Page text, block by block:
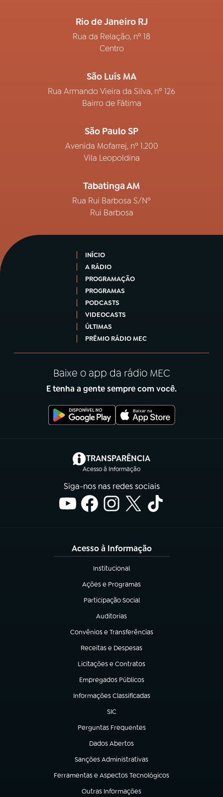
Rio de Janeiro RJ
Rua da Relação, nº 18
Centro
São Luís MA
Rua Armando Vieira da Silva, nº 126
Bairro de Fátima
São Paulo SP
Avenida Mofarrej, nº 1.200
Vila Leopoldina
Tabatinga AM
Rua Rui Barbosa S/Nº
Rui Barbosa
INÍCIO
A RÁDIO
PROGRAMAÇÃO
PROGRAMAS
PODCASTS
VIDEOCASTS
ÚLTIMAS
PRÊMIO RÁDIO MEC
Baixe o app da rádio MEC
E tenha a gente sempre com você.
TRANSPARÊNCIA
Acesso à Informação
(abre em nova aba)
Siga-nos nas redes sociais
Acesso à Informação
Institucional
(abre em nova aba)
Ações e Programas
(abre em nova aba)
Participação Social
(abre em nova aba)
Auditorias
(abre em nova aba)
Convênios e Transferências
(abre em nova aba)
Receitas e Despesas
(abre em nova aba)
Licitações e Contratos
(abre em nova aba)
Empregados Públicos
(abre em nova aba)
Informações Classificadas
(abre em nova aba)
SIC
(abre em nova aba)
Perguntas Frequentes
(abre em nova aba)
Dados Abertos
(abre em nova aba)
Sanções Administrativas
(abre em nova aba)
Ferramentas e Aspectos Tecnológicos
(abre em nova aba)
Outras Informações
(abre em nova aba)